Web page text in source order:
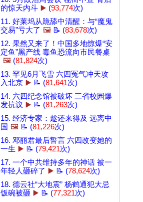
的惊天内斗 ▶️ (93,774次)
11. 好莱坞从跪舔中清醒：与“魔鬼
交易”亏大了 🖼️ 📝 (83,678次)
12. 果然又来了！中国多地惊爆“安
定鱼”黑产线 毒鱼恐流向市民餐桌
🖼️ (81,824次)
13. 罕见6月飞雪 六四冤气冲天攻
入北京 ▶️ 📝 (81,641次)
14. 六四纪念馆被破坏 三省校园爆
发抗议 ▶️ 📝 (81,263次)
15. 经济专家：趁还来得及 远离中
国 🖼️ 📝 (81,226次)
16. 邓丽君最后誓言 六四改变她的
一生 ▶️ 📝 (79,421次)
17. 一个中共维持多年的神话 被一
年轻人砸碎了 ▶️ 📝 (78,624次)
18. 德云社“大地震” 杨鹤通犯大忌
饭碗被砸 ▶️ 📝 (77,321次)